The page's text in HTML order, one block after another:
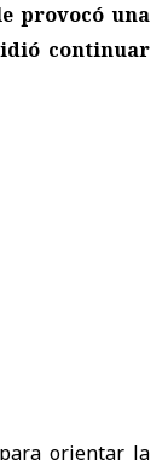
provocó una
continuar
orientar la